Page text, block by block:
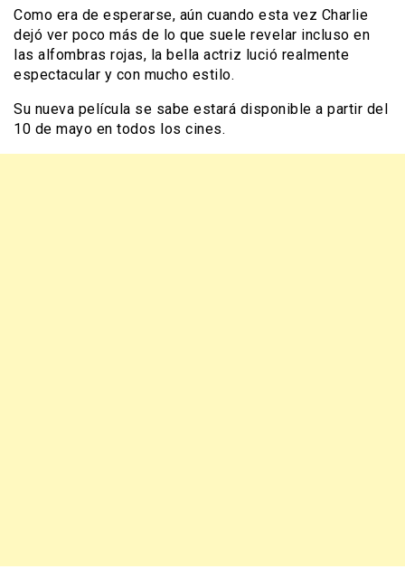
Como era de esperarse, aún cuando esta vez Charlie
dejó ver poco más de lo que suele revelar incluso en
las alfombras rojas, la bella actriz lució realmente
espectacular y con mucho estilo.
Su nueva película se sabe estará disponible a partir del
10 de mayo en todos los cines.